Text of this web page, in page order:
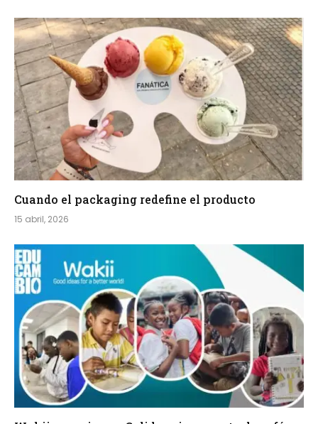
Cuando el packaging redefine el producto
15 abril, 2026